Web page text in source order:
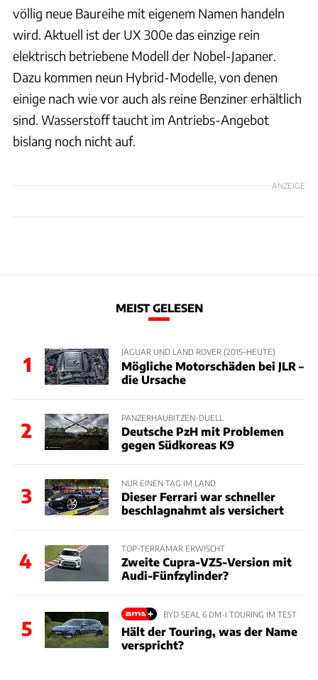
völlig neue Baureihe mit eigenem Namen handeln
wird. Aktuell ist der UX 300e das einzige rein
elektrisch betriebene Modell der Nobel-Japaner.
Dazu kommen neun Hybrid-Modelle, von denen
einige nach wie vor auch als reine Benziner erhältlich
sind. Wasserstoff taucht im Antriebs-Angebot
bislang noch nicht auf.
ANZEIGE
MEIST GELESEN
1
JAGUAR UND LAND ROVER (2015–HEUTE)
Mögliche Motorschäden bei JLR –
die Ursache
2
PANZERHAUBITZEN-DUELL
Deutsche PzH mit Problemen
gegen Südkoreas K9
3
NUR EINEN TAG IM LAND
Dieser Ferrari war schneller
beschlagnahmt als versichert
4
TOP-TERRAMAR ERWISCHT
Zweite Cupra-VZ5-Version mit
Audi-Fünfzylinder?
5
BYD SEAL 6 DM-I TOURING IM TEST
Hält der Touring, was der Name
verspricht?